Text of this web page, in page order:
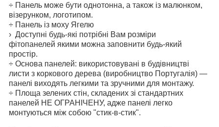
÷ Панель може бути однотонна, а також із малюнком,
візерунком, логотипом.
÷ Панель із моху Ягелю
› Доступні будь-які потрібні Вам розміри
фітопанелей якими можна заповнити будь-який
простір.
÷ Основа панелей: використовувані в будівництві
листи з коркового дерева (виробництво Португалія) —
панелі виходять легкими та зручними для монтажу.
÷ Площа зелених стін, складених зі стандартних
панелей НЕ ОГРАНІЧЕНУ, адже панелі легко
монтуються між собою "стик-в-стик".